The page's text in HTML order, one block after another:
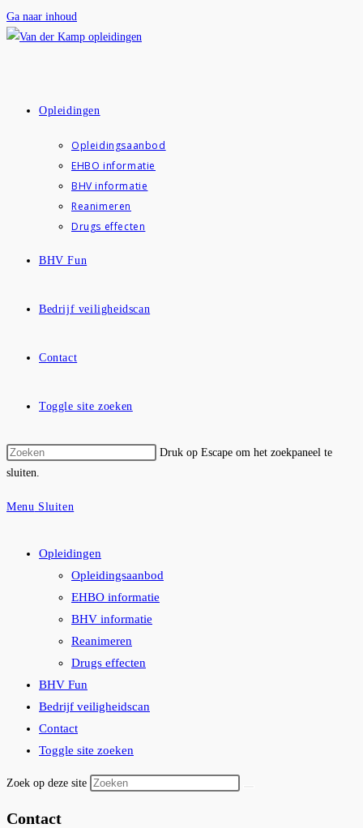
Ga naar inhoud
Opleidingen
Opleidingsaanbod
EHBO informatie
BHV informatie
Reanimeren
Drugs effecten
BHV Fun
Bedrijf veiligheidscan
Contact
Toggle site zoeken
Druk op Escape om het zoekpaneel te
sluiten.
Menu Sluiten
Opleidingen
Opleidingsaanbod
EHBO informatie
BHV informatie
Reanimeren
Drugs effecten
BHV Fun
Bedrijf veiligheidscan
Contact
Toggle site zoeken
Zoek op deze site
Contact